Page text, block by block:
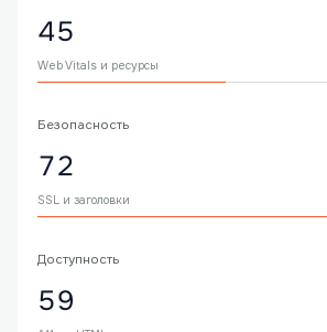
45
Web Vitals и ресурсы
Безопасность
72
SSL и заголовки
Доступность
59